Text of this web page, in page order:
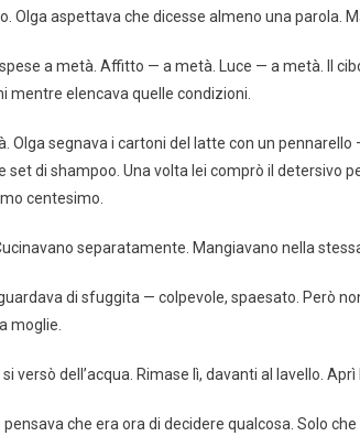
Olga aspettava che dicesse almeno una parola.
spese a metà. Affitto — a metà. Luce — a metà. Il
mentre elencava quelle condizioni.
Olga segnava i cartoni del latte con un
set di shampoo. Una volta lei comprò il detersivo
centesimo.
separatamente. Mangiavano nella
di sfuggita — colpevole, spaesato. Però
moglie.
versò dell’acqua. Rimase lì, davanti al lavello.
che era ora di decidere qualcosa. Solo che